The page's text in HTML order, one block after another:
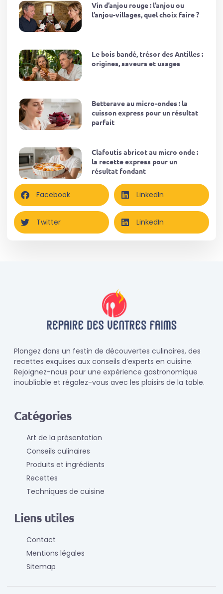
Vin d’anjou rouge : l’anjou ou
l’anjou-villages, quel choix faire ?
Le bois bandé, trésor des Antilles :
origines, saveurs et usages
Betterave au micro-ondes : la
cuisson express pour un résultat
parfait
Clafoutis abricot au micro onde :
la recette express pour un
résultat fondant
Facebook LinkedIn
Twitter LinkedIn
Plongez dans un festin de découvertes culinaires, des
recettes exquises aux conseils d’experts en cuisine.
Rejoignez-nous pour une expérience gastronomique
inoubliable et régalez-vous avec les plaisirs de la table.
Catégories
Art de la présentation
Conseils culinaires
Produits et ingrédients
Recettes
Techniques de cuisine
Liens utiles
Contact
Mentions légales
Sitemap